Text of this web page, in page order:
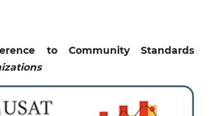
to Community Standards